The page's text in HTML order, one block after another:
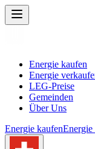
Energie kaufen
Energie
LEG-Preise
Gemeinden
Über Uns
Energie kaufenEnergie